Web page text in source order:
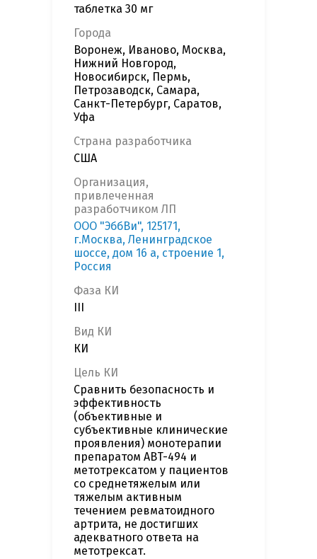
таблетка 30 мг
Города
Воронеж, Иваново, Москва,
Нижний Новгород,
Новосибирск, Пермь,
Петрозаводск, Самара,
Санкт-Петербург, Саратов,
Уфа
Страна разработчика
США
Организация,
привлеченная
разработчиком ЛП
ООО "ЭббВи", 125171,
г.Москва, Ленинградское
шоссе, дом 16 а, строение 1,
Россия
Фаза КИ
Вид КИ
КИ
Цель КИ
Сравнить безопасность и
эффективность
(объективные и
субъективные клинические
проявления) монотерапии
препаратом ABT-494 и
метотрексатом у пациентов
со среднетяжелым или
тяжелым активным
течением ревматоидного
артрита, не достигших
адекватного ответа на
метотрексат.